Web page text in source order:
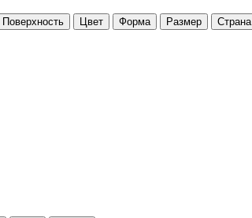
Поверхность Цвет Форма Размер Страна